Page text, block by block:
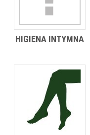
HIGIENA INTYMNA